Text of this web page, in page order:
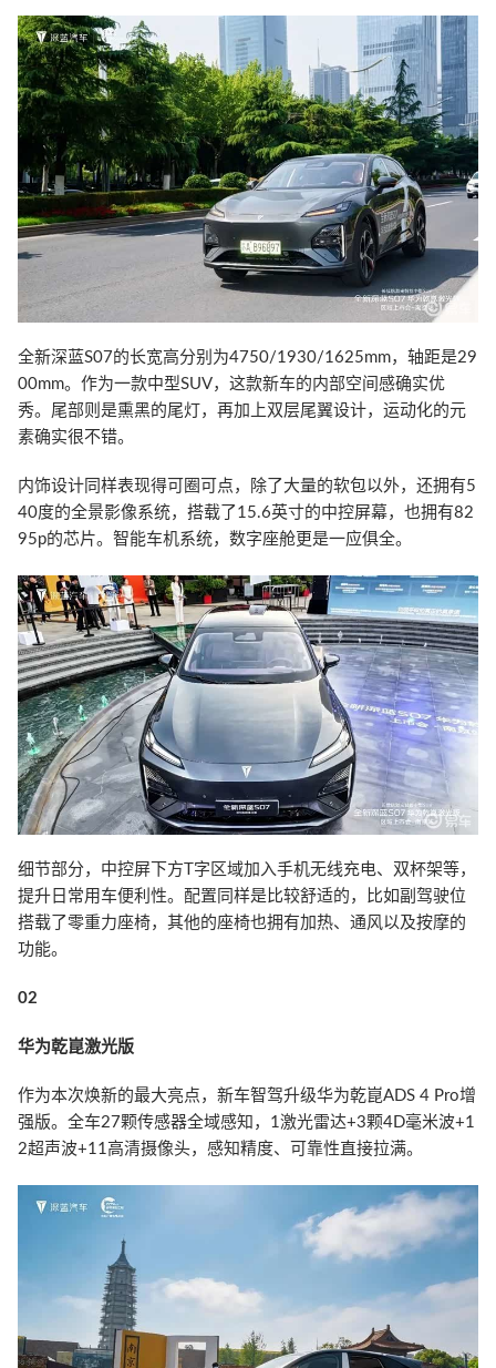
全新深蓝S07的长宽高分别为4750/1930/1625mm，轴距是29
00mm。作为一款中型SUV，这款新车的内部空间感确实优
秀。尾部则是熏黑的尾灯，再加上双层尾翼设计，运动化的元
素确实很不错。
内饰设计同样表现得可圈可点，除了大量的软包以外，还拥有5
40度的全景影像系统，搭载了15.6英寸的中控屏幕，也拥有82
95p的芯片。智能车机系统，数字座舱更是一应俱全。
细节部分，中控屏下方T字区域加入手机无线充电、双杯架等，
提升日常用车便利性。配置同样是比较舒适的，比如副驾驶位
搭载了零重力座椅，其他的座椅也拥有加热、通风以及按摩的
功能。
02
华为乾崑激光版
作为本次焕新的最大亮点，新车智驾升级华为乾崑ADS 4 Pro增
强版。全车27颗传感器全域感知，1激光雷达+3颗4D毫米波+1
2超声波+11高清摄像头，感知精度、可靠性直接拉满。